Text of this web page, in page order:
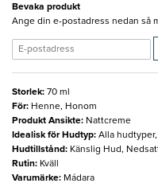
Bevaka produkt
Ange din e-postadress nedan så
Storlek: 70 ml
För: Henne, Honom
Produkt Ansikte: Nattcreme
Idealisk för Hudtyp: Alla
Hudtillstånd: Känslig Hud,
Rutin: Kväll
Varumärke: Mádara